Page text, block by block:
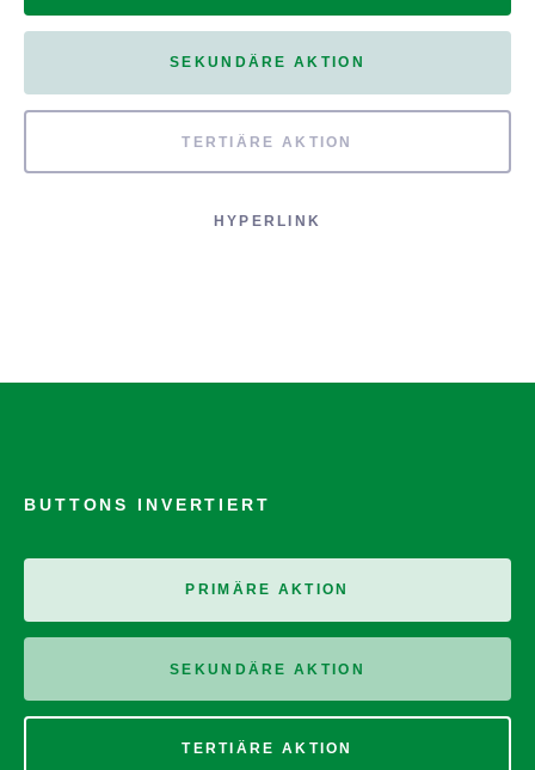
SEKUNDÄRE AKTION
TERTIÄRE AKTION
HYPERLINK
BUTTONS INVERTIERT
PRIMÄRE AKTION
SEKUNDÄRE AKTION
TERTIÄRE AKTION